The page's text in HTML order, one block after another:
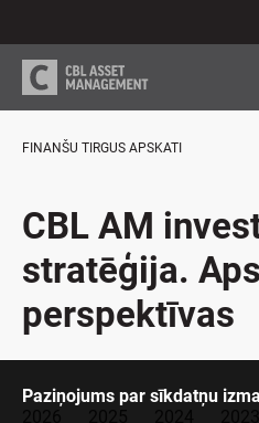
LV
RU
EN
LT
FINANŠU TIRGUS APSKATI
CBL AM
stratēģija.
perspektīvas
Paziņojums par sīkdatņu